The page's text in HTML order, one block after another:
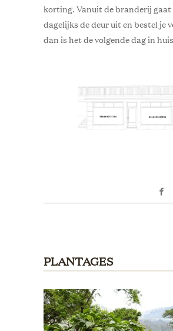
korting. Vanuit de branderij gaat
dagelijks de deur uit en bestel je
dan is het de volgende dag in
PLANTAGES